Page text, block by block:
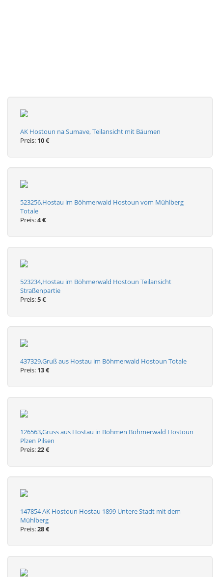
AK Hostoun na Sumave, Teilansicht mit Bäumen
Preis: 10 €
523256,Hostau im Böhmerwald Hostoun vom Mühlberg
Totale
Preis:4 €
523234,Hostau im Böhmerwald Hostoun Teilansicht
Straßenpartie
Preis:5 €
437329,Gruß aus Hostau im Böhmerwald Hostoun Totale
Preis: 13 €
126563,Gruss aus Hostau in Böhmen Böhmerwald Hostoun
Plzen Pilsen
Preis:22 €
147854 AK Hostoun Hostau 1899 Untere Stadt mit dem
Mühlberg
Preis:28 €